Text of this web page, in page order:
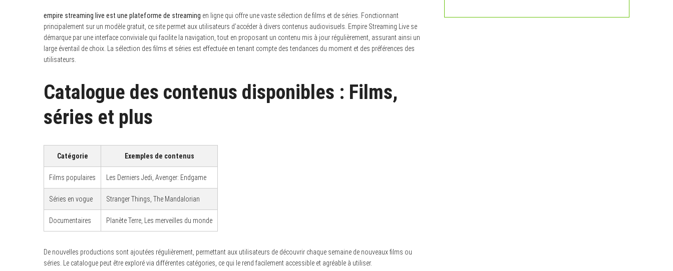
empire streaming live est une plateforme de streaming en ligne qui offre une vaste sélection de films et de séries. Fonctionnant
principalement sur un modèle gratuit, ce site permet aux utilisateurs d’accéder à divers contenus audiovisuels. Empire Streaming Live se
démarque par une interface conviviale qui facilite la navigation, tout en proposant un contenu mis à jour régulièrement, assurant ainsi un
large éventail de choix. La sélection des films et séries est effectuée en tenant compte des tendances du moment et des préférences des
utilisateurs.
Catalogue des contenus disponibles : Films,
séries et plus
Catégorie Exemples de contenus
Films populaires Les Derniers Jedi, Avenger: Endgame
Séries en vogue Stranger Things, The Mandalorian
Documentaires Planète Terre, Les merveilles du monde
De nouvelles productions sont ajoutées régulièrement, permettant aux utilisateurs de découvrir chaque semaine de nouveaux films ou
séries. Le catalogue peut être exploré via différentes catégories, ce qui le rend facilement accessible et agréable à utiliser.